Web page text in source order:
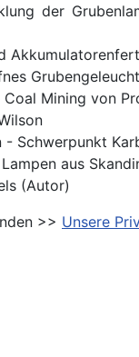
der
Mining von
- Schwerpunkt
aus
(Autor)
>> Unsere